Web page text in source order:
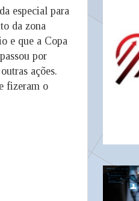
especial para
da zona
e que a Copa
por
ações.
fizeram o